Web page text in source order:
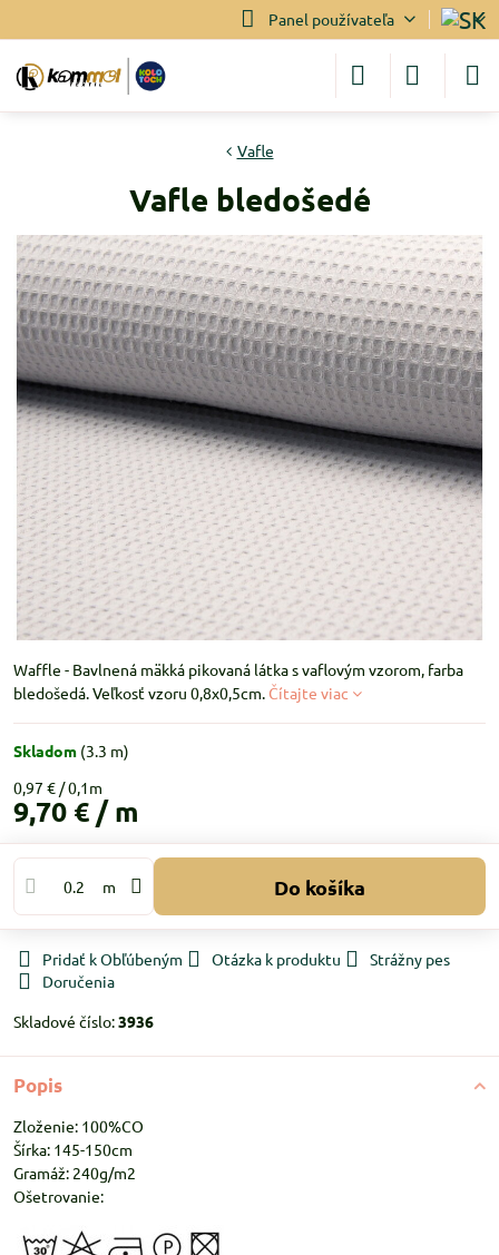
Panel používateľa
Vafle
Vafle bledošedé
Waffle - Bavlnená mäkká pikovaná látka s vaflovým vzorom, farba
bledošedá. Veľkosť vzoru 0,8x0,5cm. Čítajte viac
Skladom (3.3 m)
0,97 €
9,70 € / m
m Do košíka
Pridať k Obľúbeným Otázka k produktu
Strážny pes
Doručenia
Skladové číslo:3936
Popis
Zloženie: 100%CO
Šírka: 145-150cm
Gramáž: 240g/m2
Ošetrovanie: